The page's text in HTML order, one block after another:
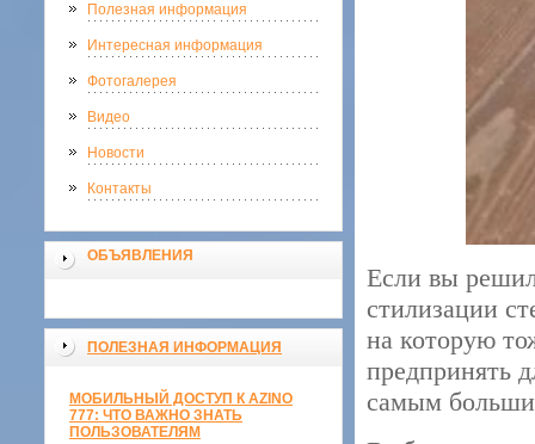
Полезная информация
Интересная информация
Фотогалерея
Видео
Новости
Контакты
ОБЪЯВЛЕНИЯ
ПОЛЕЗНАЯ ИНФОРМАЦИЯ
МОБИЛЬНЫЙ ДОСТУП К AZINO
777: ЧТО ВАЖНО ЗНАТЬ
ПОЛЬЗОВАТЕЛЯМ
Если вы
стилизации
на которую
предпринять
самым